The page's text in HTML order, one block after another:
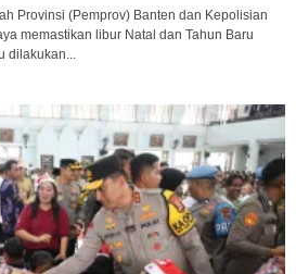
Provinsi (Pemprov) Banten dan Kepolisian
memastikan libur Natal dan Tahun Baru
dilakukan...